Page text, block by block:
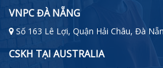
VNPC ĐÀ NẴNG
Số 163 Lê Lợi, Quận Hải Châu, Đà
CSKH TẠI AUSTRALIA